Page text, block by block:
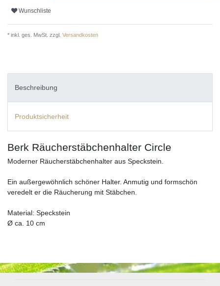
Wunschliste
* inkl. ges. MwSt. zzgl. Versandkosten
Beschreibung
Produktsicherheit
Berk Räucherstäbchenhalter Circle
Moderner Räucherstäbchenhalter aus Speckstein.
Ein außergewöhnlich schöner Halter. Anmutig und formschön
veredelt er die Räucherung mit Stäbchen.
Material: Speckstein
Ø ca. 10 cm